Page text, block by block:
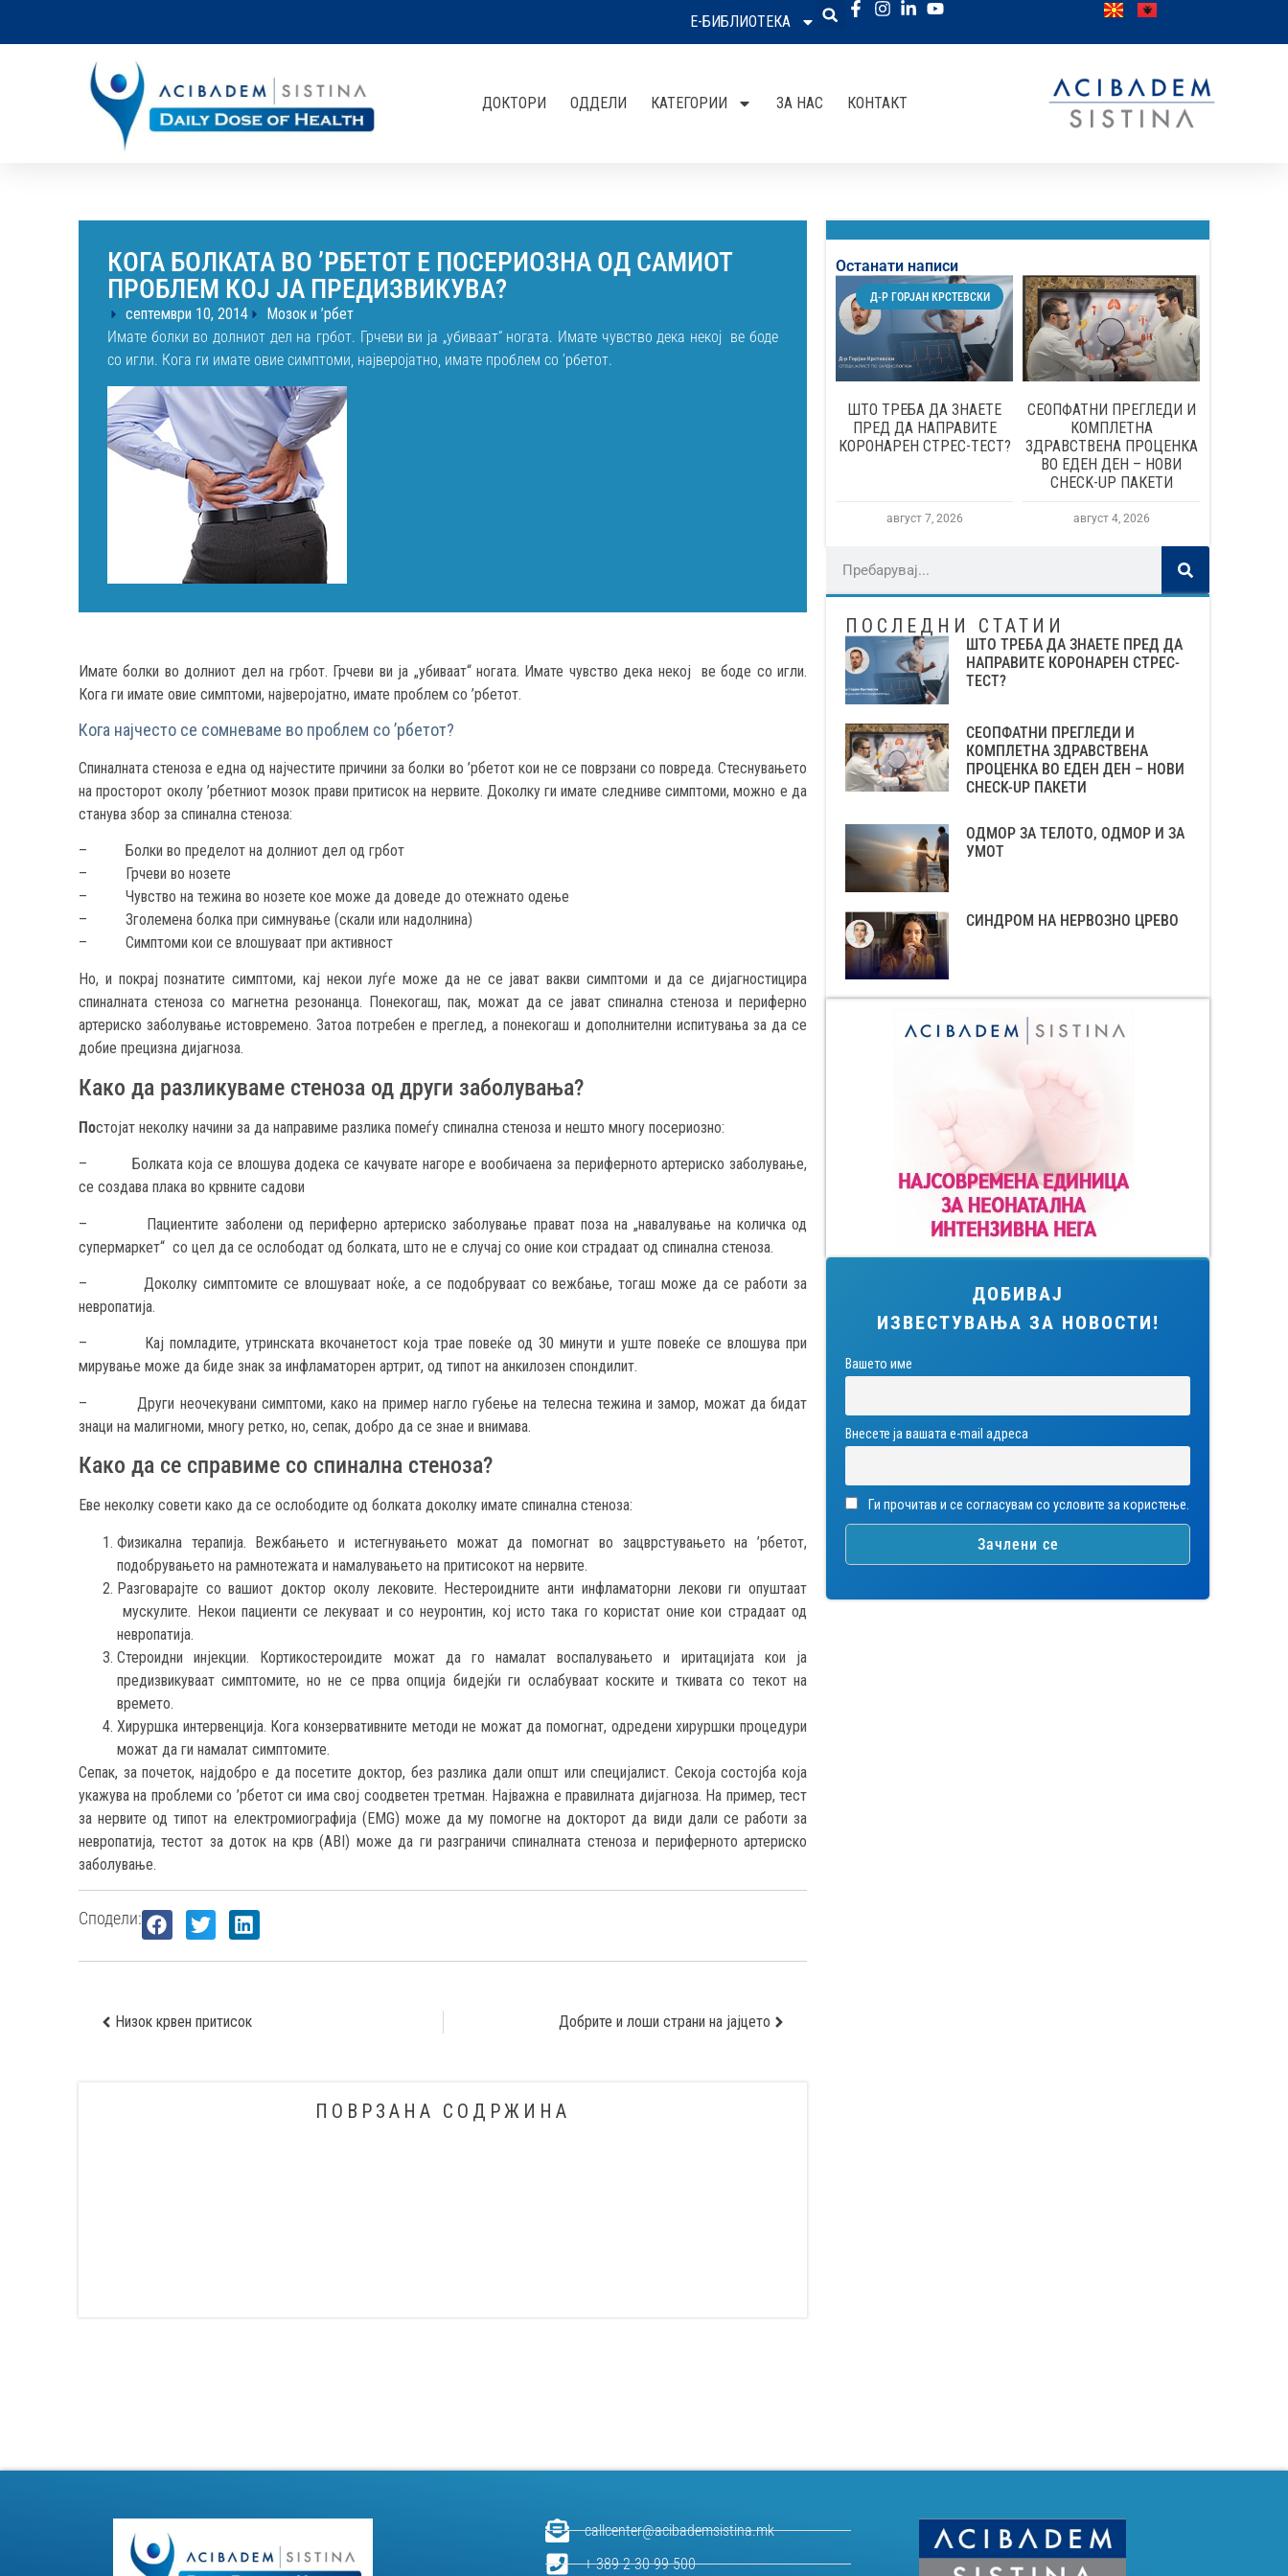
Е-БИБЛИОТЕКА
ДОКТОРИ ОДДЕЛИ КАТЕГОРИИ ЗА НАС КОНТАКТ
КОГА БОЛКАТА ВО ’РБЕТОТ Е ПОСЕРИОЗНА ОД САМИОТ
ПРОБЛЕМ КОЈ ЈА ПРЕДИЗВИКУВА?
септември 10, 2014
Мозок и ’рбет
Имате болки во долниот дел на грбот. Грчеви ви ја „убиваат“ ногата. Имате чувство дека некој ве боде
со игли. Кога ги имате овие симптоми, најверојатно, имате проблем со ’рбетот.
Имате болки во долниот дел на грбот. Грчеви ви ја „убиваат“ ногата. Имате чувство дека некој ве боде со игли.
Кога ги имате овие симптоми, најверојатно, имате проблем со ’рбетот.
Кога најчесто се сомневаме во проблем со ’рбетот?
Спиналната стеноза е една од најчестите причини за болки во ’рбетот кои не се поврзани со повреда. Стеснувањето
на просторот околу ’рбетниот мозок прави притисок на нервите. Доколку ги имате следниве симптоми, можно е да
станува збор за спинална стеноза:
– Болки во пределот на долниот дел од грбот
– Грчеви во нозете
– Чувство на тежина во нозете кое може да доведе до отежнато одење
– Зголемена болка при симнување (скали или надолнина)
– Симптоми кои се влошуваат при активност
Но, и покрај познатите симптоми, кај некои луѓе може да не се јават вакви симптоми и да се дијагностицира
спиналната стеноза со магнетна резонанца. Понекогаш, пак, можат да се јават спинална стеноза и периферно
артериско заболување истовремено. Затоа потребен е преглед, а понекогаш и дополнителни испитувања за да се
добие прецизна дијагноза.
Како да разликуваме стеноза од други заболувања?
Постојат неколку начини за да направиме разлика помеѓу спинална стеноза и нешто многу посериозно:
– Болката која се влошува додека се качувате нагоре е вообичаена за периферното артериско заболување,
се создава плака во крвните садови
– Пациентите заболени од периферно артериско заболување прават поза на „навалување на количка од
супермаркет“ со цел да се ослободат од болката, што не е случај со оние кои страдаат од спинална стеноза.
– Доколку симптомите се влошуваат ноќе, а се подобруваат со вежбање, тогаш може да се работи за
невропатија.
– Кај помладите, утринската вкочанетост која трае повеќе од 30 минути и уште повеќе се влошува при
мирување може да биде знак за инфламаторен артрит, од типот на анкилозен спондилит.
– Други неочекувани симптоми, како на пример нагло губење на телесна тежина и замор, можат да бидат
знаци на малигноми, многу ретко, но, сепак, добро да се знае и внимава.
Како да се справиме со спинална стеноза?
Еве неколку совети како да се ослободите од болката доколку имате спинална стеноза:
Физикална терапија. Вежбањето и истегнувањето можат да помогнат во зацврстувањето на ’рбетот,
подобрувањето на рамнотежата и намалувањето на притисокот на нервите.
Разговарајте со вашиот доктор околу лековите. Нестероидните анти инфламаторни лекови ги опуштаат
мускулите. Некои пациенти се лекуваат и со неуронтин, кој исто така го користат оние кои страдаат од
невропатија.
Стероидни инјекции. Кортикостероидите можат да го намалат воспалувањето и иритацијата кои ја
предизвикуваат симптомите, но не се прва опција бидејќи ги ослабуваат коските и ткивата со текот на
времето.
Хируршка интервенција. Кога конзервативните методи не можат да помогнат, одредени хируршки процедури
можат да ги намалат симптомите.
Сепак, за почеток, најдобро е да посетите доктор, без разлика дали општ или специјалист. Секоја состојба која
укажува на проблеми со ’рбетот си има свој соодветен третман. Најважна е правилната дијагноза. На пример, тест
за нервите од типот на електромиографија (EMG) може да му помогне на докторот да види дали се работи за
невропатија, тестот за доток на крв (ABI) може да ги разграничи спиналната стеноза и периферното артериско
заболување.
Сподели:
Низок крвен притисок Добрите и лоши страни на јајцето
ПОВРЗАНА СОДРЖИНА
Останати написи
Д-Р ГОРЈАН КРСТЕВСКИ
ШТО ТРЕБА ДА ЗНАЕТЕ
ПРЕД ДА НАПРАВИТЕ
КОРОНАРЕН СТРЕС-ТЕСТ?
август 7, 2026
СЕОПФАТНИ ПРЕГЛЕДИ И
КОМПЛЕТНА
ЗДРАВСТВЕНА ПРОЦЕНКА
ВО ЕДЕН ДЕН – НОВИ
CHECK-UP ПАКЕТИ
август 4, 2026
ПОСЛЕДНИ СТАТИИ
ШТО ТРЕБА ДА ЗНАЕТЕ ПРЕД ДА
НАПРАВИТЕ КОРОНАРЕН СТРЕС-
ТЕСТ?
СЕОПФАТНИ ПРЕГЛЕДИ И
КОМПЛЕТНА ЗДРАВСТВЕНА
ПРОЦЕНКА ВО ЕДЕН ДЕН – НОВИ
CHECK-UP ПАКЕТИ
ОДМОР ЗА ТЕЛОТО, ОДМОР И ЗА
УМОТ
СИНДРОМ НА НЕРВОЗНО ЦРЕВО
ДОБИВАЈ
ИЗВЕСТУВАЊА ЗА НОВОСТИ!
Вашето име
Внесете ја вашата е-mail адреса
Ги прочитав и се согласувам со условите за користење.
callcenter@acibademsistina.mk
+ 389 2 30 99 500